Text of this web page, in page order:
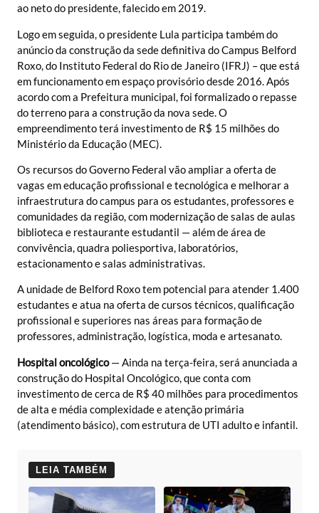
ao neto do presidente, falecido em 2019.
Logo em seguida, o presidente Lula participa também do
anúncio da construção da sede definitiva do Campus Belford
Roxo, do Instituto Federal do Rio de Janeiro (IFRJ) – que está
em funcionamento em espaço provisório desde 2016. Após
acordo com a Prefeitura municipal, foi formalizado o repasse
do terreno para a construção da nova sede. O
empreendimento terá investimento de R$ 15 milhões do
Ministério da Educação (MEC).
Os recursos do Governo Federal vão ampliar a oferta de
vagas em educação profissional e tecnológica e melhorar a
infraestrutura do campus para os estudantes, professores e
comunidades da região, com modernização de salas de aulas
biblioteca e restaurante estudantil — além de área de
convivência, quadra poliesportiva, laboratórios,
estacionamento e salas administrativas.
A unidade de Belford Roxo tem potencial para atender 1.400
estudantes e atua na oferta de cursos técnicos, qualificação
profissional e superiores nas áreas para formação de
professores, administração, logística, moda e artesanato.
Hospital oncológico— Ainda na terça-feira, será anunciada a
construção do Hospital Oncológico, que conta com
investimento de cerca de R$ 40 milhões para procedimentos
de alta e média complexidade e atenção primária
(atendimento básico), com estrutura de UTI adulto e infantil.
LEIA TAMBÉM